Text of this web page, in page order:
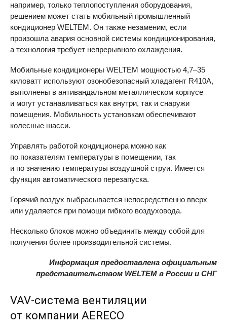
например, только теплопоступления оборудования,
решением может стать мобильный промышленный
кондиционер WELTEM. Он также незаменим, если
произошла авария основной системы кондиционирования,
а технология требует непрерывного охлаждения.
Мобильные кондиционеры WELTEM мощностью 4,7–35
киловатт используют озонобезопасный хладагент R410A,
выполнены в антивандальном металлическом корпусе
и могут устанавливаться как внутри, так и снаружи
помещения. Мобильность установкам обеспечивают
колесные шасси.
Управлять работой кондиционера можно как
по показателям температуры в помещении, так
и по значению температуры воздушной струи. Имеется
функция автоматического перезапуска.
Горячий воздух выбрасывается непосредственно вверх
или удаляется при помощи гибкого воздуховода.
Несколько блоков можно объединить между собой для
получения более производительной системы.
Информация предоставлена официальным
представительством WELTEM в России и СНГ
VAV-система вентиляции
от компании AERECO